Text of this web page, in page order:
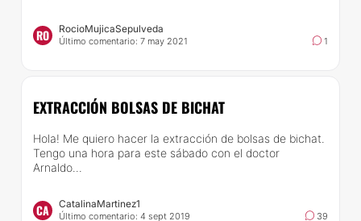
RO RocioMujicaSepulveda
Último comentario: 7 may 2021 1
EXTRACCIÓN BOLSAS DE BICHAT
Hola! Me quiero hacer la extracción de bolsas de bichat.
Tengo una hora para este sábado con el doctor
Arnaldo...
CA CatalinaMartinez1
Último comentario: 4 sept 2019 39